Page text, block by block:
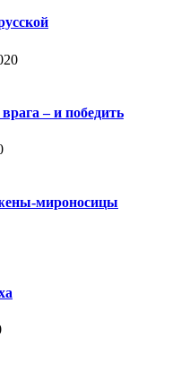
– и победить
мироносицы